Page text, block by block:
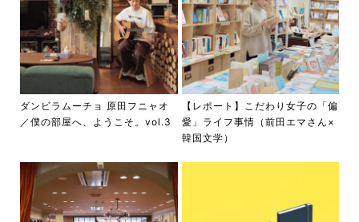
ダンビラムーチョ 原田フニャオ
／僕の部屋へ、ようこそ。vol.3
【レポート】こだわり女子の「偏
愛」ライフ事情（前田エマさん×
韓国文学）